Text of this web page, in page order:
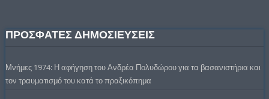
ΠΡΟΣΦΑΤΕΣ ΔΗΜΟΣΙΕΥΣΕΙΣ
Μνήμες 1974: Η αφήγηση του Ανδρέα Πολυδώρου για τα βασανιστήρια και
τον τραυματισμό του κατά το πραξικόπημα